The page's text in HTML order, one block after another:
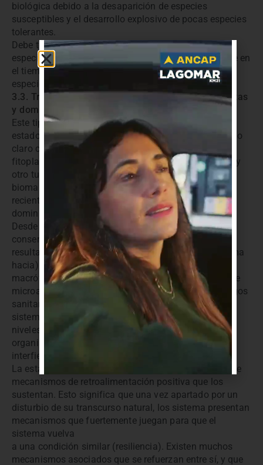
biológica debido a la desaparición de especies
susceptibles y el desarrollo explosivo de pocas especies
tolerantes.
Debe tenerse en cuenta de que la composición de
especies fitoplanctónicas resulta sumamente variable en
el tiempo, no siendo esperable la permanencia de una
especie, más allá de que sea tóxica o no lo sea.
3.3. Transición entre estados dominados por plantas
y dominados por fitoplancton
Este tipo de ecosistemas pueden alcanzar diferentes
estados alternativos. Clásicamente se definió el estado
claro con alta transparencia del agua, baja biomasa
fitoplanctónica y predominio de plantas (macrófitas) y
otro turbio con baja transparencia del agua, alta
biomasa fitoplanctónica y sin macrófitas. Más
recientemente se definió un tercer estado estable, el
dominado por vegetación flotante.
Desde el punto de vista del manejo de recursos, de la
conservación o de la recreación por contacto directo,
resulta deseable mantener (o lograr conducir al sistema
hacia) el estado de aguas claras dominado por
macrófitas, ya que la situación alternativa (dominio de
microalgas y cianobacterias), involucra mayores riesgos
sanitarios y ambientales. De todas formas, en
sistemas muy productivos (o sea con elevadísimos
niveles de nutrientes), la proliferación excesiva de
organismos verdes de cualquier talla seguramente
interfiera con cualquier uso pretendido de los lagos.
La estabilidad de cada estado depende de una serie de
mecanismos de retroalimentación positiva que los
sustentan. Esto significa que una vez apartado por un
disturbio de su transcurso natural, los sistema presentan
mecanismos que fuertemente juegan para que el
sistema vuelva
a una condición similar (resiliencia). Existen muchos
mecanismos asociados que se refuerzan entre sí, y que